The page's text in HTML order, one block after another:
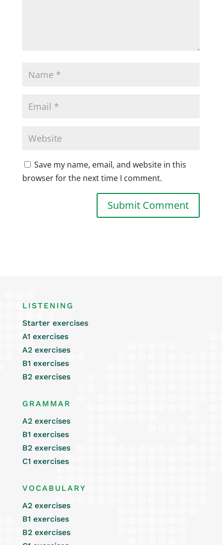
Save my name, email, and website in this
browser for the next time I comment.
LISTENING
Starter exercises
A1 exercises
A2 exercises
B1 exercises
B2 exercises
GRAMMAR
A2 exercises
B1 exercises
B2 exercises
C1 exercises
VOCABULARY
A2 exercises
B1 exercises
B2 exercises